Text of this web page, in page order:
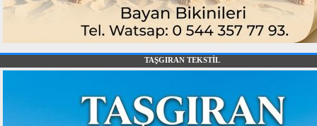
TAŞGIRAN TEKSTİL